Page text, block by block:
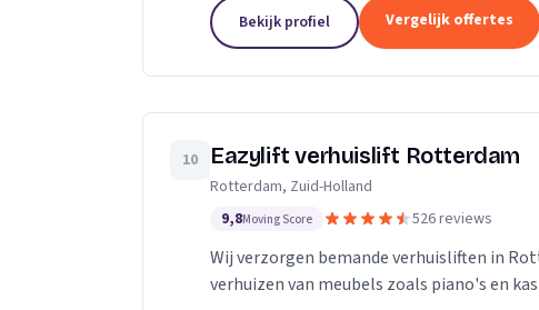
Bekijk profiel Vergelijk offertes
10 Eazylift verhuislift Rotterdam
Rotterdam, Zuid-Holland
9,8Moving Score 526 reviews
Wij verzorgen bemande verhuisliften in
verhuizen van meubels zoals piano's en